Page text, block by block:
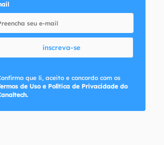
inscreva-se
que li, aceito e concordo com os
de Uso e Política de Privacidade do